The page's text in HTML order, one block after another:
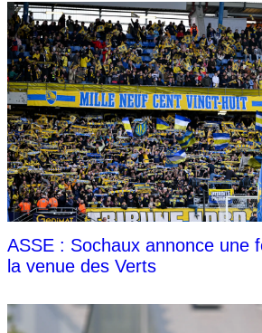
ASSE : Sochaux annonce une
la venue des Verts